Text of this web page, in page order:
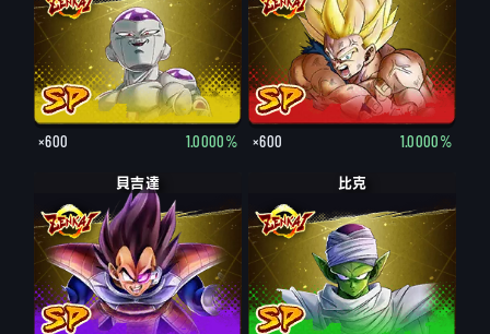
×600 1.0000% ×600 1.0000%
貝吉達 比克